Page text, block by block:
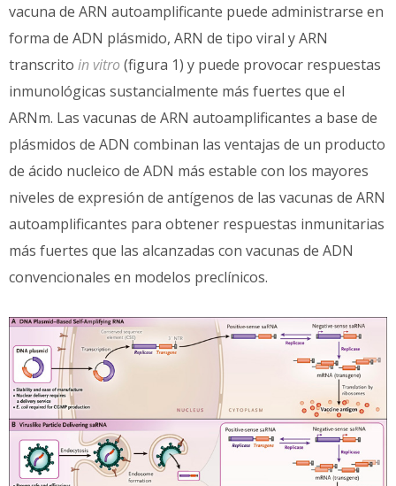
vacuna de ARN autoamplificante puede administrarse en
forma de ADN plásmido, ARN de tipo viral y ARN
transcrito in vitro (figura 1) y puede provocar respuestas
inmunológicas sustancialmente más fuertes que el
ARNm. Las vacunas de ARN autoamplificantes a base de
plásmidos de ADN combinan las ventajas de un producto
de ácido nucleico de ADN más estable con los mayores
niveles de expresión de antígenos de las vacunas de ARN
autoamplificantes para obtener respuestas inmunitarias
más fuertes que las alcanzadas con vacunas de ADN
convencionales en modelos preclínicos.